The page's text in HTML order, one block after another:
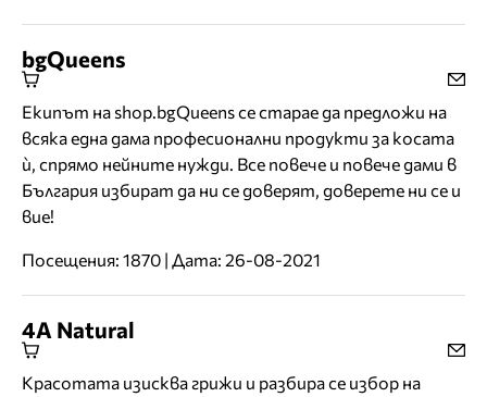
bgQueens
Екипът на shop.bgQueens се старае да предложи на
всяка една дама професионални продукти за косата
ѝ, спрямо нейните нужди. Все повече и повече дами в
България избират да ни се доверят, доверете ни се и
вие!
Посещения: 1870 | Дата: 26-08-2021
4A Natural
Красотата изисква грижи и разбира се избор на